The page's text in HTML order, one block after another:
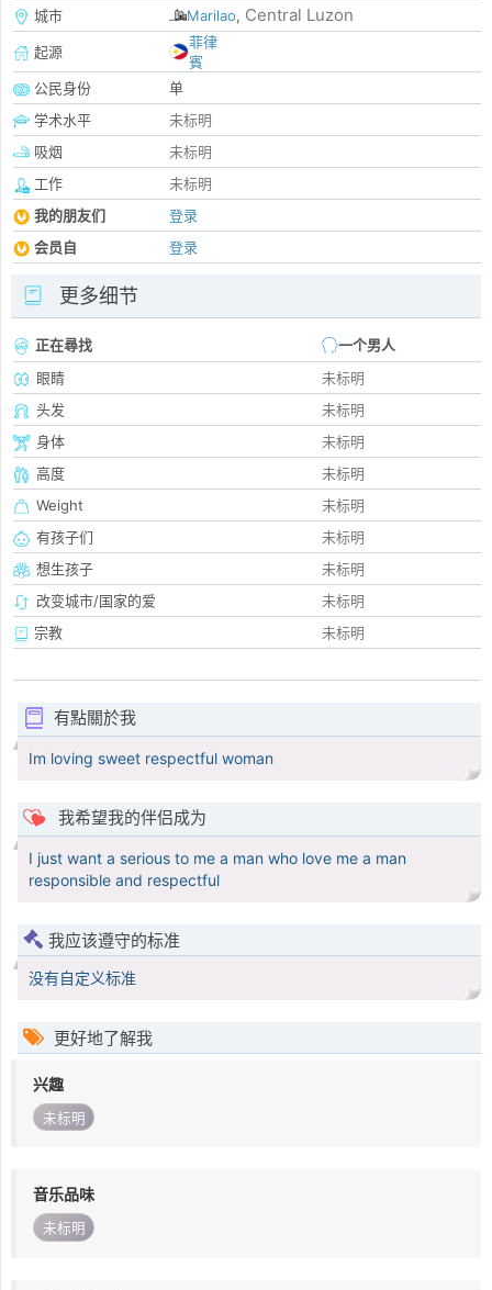
城市
Marilao, Central Luzon
起源
菲律
賓
公民身份
单
学术水平
未标明
吸烟
未标明
工作
未标明
我的朋友们
登录
会员自
登录
更多细节
正在尋找
一个男人
眼睛
未标明
头发
未标明
身体
未标明
高度
未标明
Weight
未标明
有孩子们
未标明
想生孩子
未标明
改变城市/国家的爱
未标明
宗教
未标明
有點關於我
Im loving sweet respectful woman
我希望我的伴侣成为
I just want a serious to me a man who love me a man
responsible and respectful
我应该遵守的标准
没有自定义标准
更好地了解我
兴趣
未标明
音乐品味
未标明